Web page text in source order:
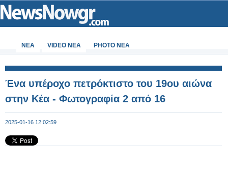
ΝΕΑ VIDEO NEA PHOTO NEA
Ένα υπέροχο πετρόκτιστο του 19ου αιώνα
στην Κέα - Φωτογραφία 2 από 16
2025-01-16 12:02:59